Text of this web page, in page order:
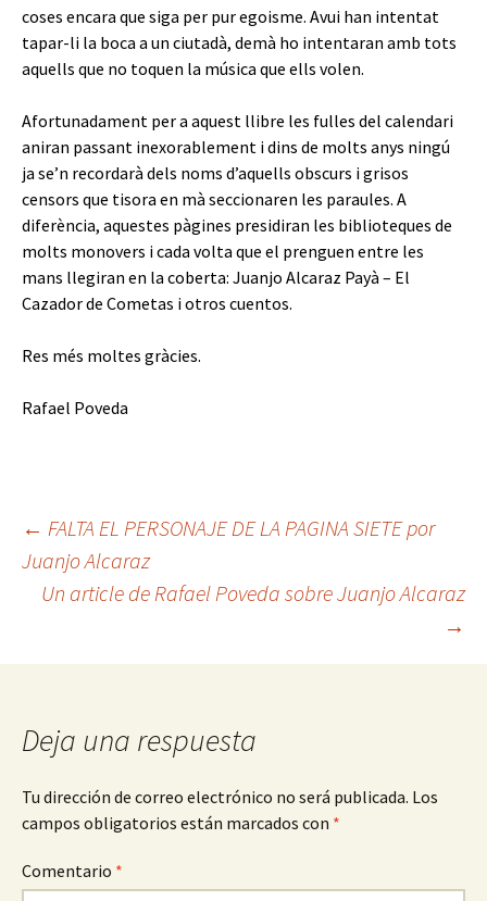
coses encara que siga per pur egoisme. Avui han intentat
tapar-li la boca a un ciutadà, demà ho intentaran amb tots
aquells que no toquen la música que ells volen.
Afortunadament per a aquest llibre les fulles del calendari
aniran passant inexorablement i dins de molts anys ningú
ja se’n recordarà dels noms d’aquells obscurs i grisos
censors que tisora en mà seccionaren les paraules. A
diferència, aquestes pàgines presidiran les biblioteques de
molts monovers i cada volta que el prenguen entre les
mans llegiran en la coberta: Juanjo Alcaraz Payà – El
Cazador de Cometas i otros cuentos.
Res més moltes gràcies.
Rafael Poveda
Navegación
de
entradas
← FALTA EL PERSONAJE DE LA PAGINA SIETE por
Juanjo Alcaraz
Un article de Rafael Poveda sobre Juanjo Alcaraz
→
Deja una respuesta
Tu dirección de correo electrónico no será publicada. Los
campos obligatorios están marcados con *
Comentario *